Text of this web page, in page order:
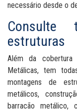
necessário desde o
Consulte
estruturas
Além da cobertura
Metálicas, tem
montagens de
metálicos,
barracão metálico,